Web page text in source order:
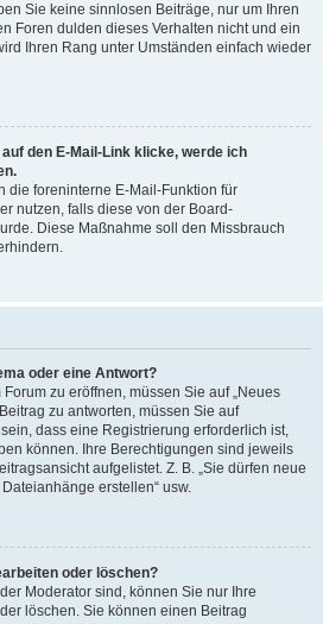
Sie keine sinnlosen Beiträge, nur um Ihren
Foren dulden dieses Verhalten nicht und ein
Ihren Rang unter Umständen einfach wieder
den E-Mail-Link klicke, werde ich
die foreninterne E-Mail-Funktion für
nutzen, falls diese von der Board-
Diese Maßnahme soll den Missbrauch
oder eine Antwort?
zu eröffnen, müssen Sie auf „Neues
zu antworten, müssen Sie auf
dass eine Registrierung erforderlich ist,
können. Ihre Berechtigungen sind jeweils
aufgelistet. Z. B. „Sie dürfen neue
erstellen“ usw.
oder löschen?
Moderator sind, können Sie nur Ihre
löschen. Sie können einen Beitrag